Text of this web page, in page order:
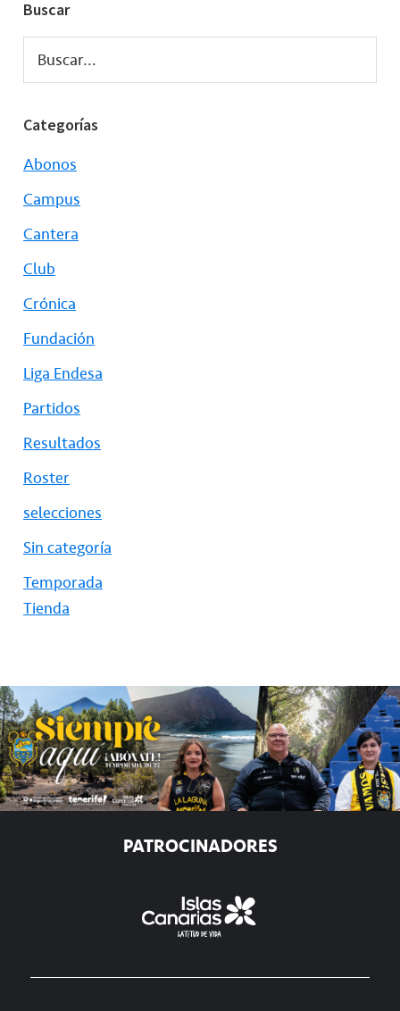
Buscar
Buscar...
Categorías
Abonos
Campus
Cantera
Club
Crónica
Fundación
Liga Endesa
Partidos
Resultados
Roster
selecciones
Sin categoría
Temporada
Tienda
PATROCINADORES